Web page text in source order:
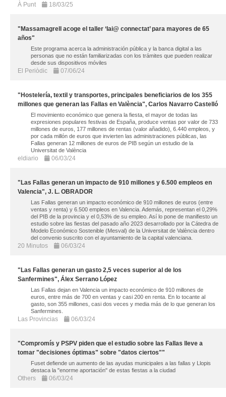
À Punt 18/03/25
"Massamagrell acoge el taller ‘Iai@ connectat’ para mayores de 65
años"
Este programa acerca la administración pública y la banca digital a las
personas que no están familiarizadas con los trámites que pueden realizar
desde sus dispositivos móviles
El Periòdic 07/06/24
"Hostelería, textil y transportes, principales beneficiarios de los 355
millones que generan las Fallas en València", Carlos Navarro Castelló
El movimiento económico que genera la fiesta, el mayor de todas las
expresiones populares festivas de España, produce ventas por valor de 733
millones de euros, 177 millones de rentas (valor añadido), 6.440 empleos, y
por cada millón de euros que invierten las administraciones públicas, las
Fallas generan 12 millones de euros de PIB según un estudio de la
Universitat de València
eldiario 06/03/24
"Las Fallas generan un impacto de 910 millones y 6.500 empleos en
Valencia", J. L. OBRADOR
Las Fallas generan un impacto económico de 910 millones de euros (entre
ventas y renta) y 6.500 empleos en Valencia. Además, representan el 0,29%
del PIB de la provincia y el 0,53% de su empleo. Así lo pone de manifiesto un
estudio sobre las fiestas del pasado año 2023 desarrollado por la Cátedra de
Modelo Económico Sostenible (Mesval) de la Universitat de València dentro
del convenio suscrito con el ayuntamiento de la capital valenciana.
20 Minutos 06/03/24
"Las Fallas generan un gasto 2,5 veces superior al de los
Sanfermines", Álex Serrano López
Las Fallas dejan en Valencia un impacto económico de 910 millones de
euros, entre más de 700 en ventas y casi 200 en renta. En lo tocante al
gasto, son 355 millones, casi dos veces y media más de lo que generan los
Sanfermines.
Las Provincias 06/03/24
"Compromís y PSPV piden que el estudio sobre las Fallas lleve a
tomar "decisiones óptimas" sobre "datos ciertos""
Fuset defiende un aumento de las ayudas municipales a las fallas y Llopis
destaca la "enorme aportación" de estas fiestas a la ciudad
Others 06/03/24